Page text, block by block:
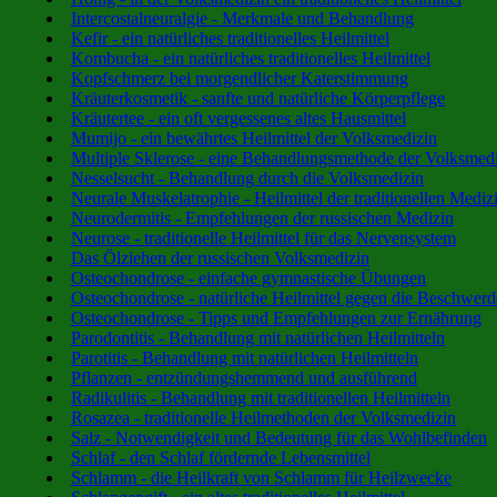
Intercostalneuralgie - Merkmale und Behandlung
Kefir - ein natürliches traditionelles Heilmittel
Kombucha - ein natürliches traditionelles Heilmittel
Kopfschmerz bei morgendlicher Katerstimmung
Kräuterkosmetik - sanfte und natürliche Körperpflege
Kräutertee - ein oft vergessenes altes Hausmittel
Mumijo - ein bewährtes Heilmittel der Volksmedizin
Multiple Sklerose - eine Behandlungsmethode der
Nesselsucht - Behandlung durch die Volksmedizin
Neurale Muskelatrophie - Heilmittel der traditionellen
Neurodermitis - Empfehlungen der russischen Medizin
Neurose - traditionelle Heilmittel für das Nervensystem
Das Ölziehen der russischen Volksmedizin
Osteochondrose - einfache gymnastische Übungen
Osteochondrose - natürliche Heilmittel gegen die
Osteochondrose - Tipps und Empfehlungen zur Ernährung
Parodontitis - Behandlung mit natürlichen Heilmitteln
Parotitis - Behandlung mit natürlichen Heilmitteln
Pflanzen - entzündungshemmend und ausführend
Radikulitis - Behandlung mit traditionellen Heilmitteln
Rosazea - traditionelle Heilmethoden der Volksmedizin
Salz - Notwendigkeit und Bedeutung für das Wohlbefinden
Schlaf - den Schlaf fördernde Lebensmittel
Schlamm - die Heilkraft von Schlamm für Heilzwecke